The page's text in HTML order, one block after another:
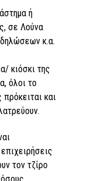
ή
σε Λούνα
κ.α.
κιόσκι της
όλοι το
και
τον τζίρο